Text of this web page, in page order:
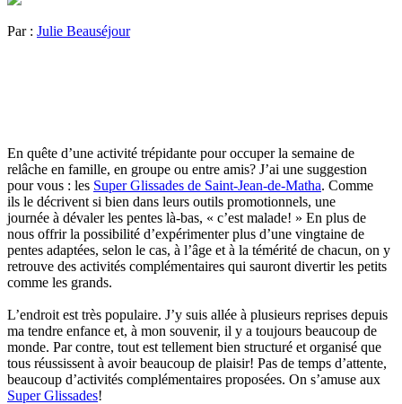
Par : Julie Beauséjour
En quête d’une activité trépidante pour occuper la semaine de
relâche en famille, en groupe ou entre amis? J’ai une suggestion
pour vous : les Super Glissades de Saint-Jean-de-Matha. Comme
ils le décrivent si bien dans leurs outils promotionnels, une
journée à dévaler les pentes là-bas, « c’est malade! » En plus de
nous offrir la possibilité d’expérimenter plus d’une vingtaine de
pentes adaptées, selon le cas, à l’âge et à la témérité de chacun, on y
retrouve des activités complémentaires qui sauront divertir les petits
comme les grands.
L’endroit est très populaire. J’y suis allée à plusieurs reprises depuis
ma tendre enfance et, à mon souvenir, il y a toujours beaucoup de
monde. Par contre, tout est tellement bien structuré et organisé que
tous réussissent à avoir beaucoup de plaisir! Pas de temps d’attente,
beaucoup d’activités complémentaires proposées. On s’amuse aux
Super Glissades!